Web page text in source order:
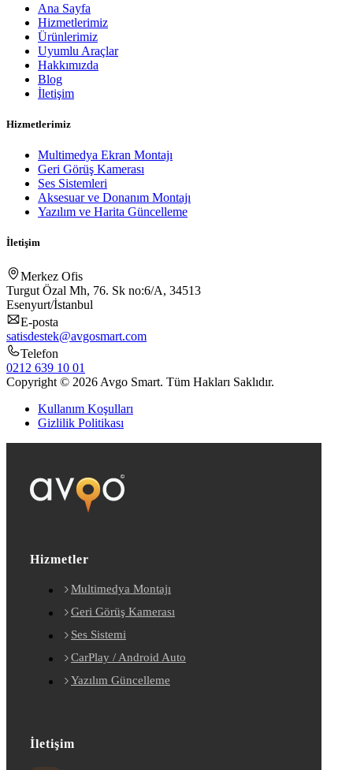
Ana Sayfa
Hizmetlerimiz
Ürünlerimiz
Uyumlu Araçlar
Hakkımızda
Blog
İletişim
Hizmetlerimiz
Multimedya Ekran Montajı
Geri Görüş Kamerası
Ses Sistemleri
Aksesuar ve Donanım Montajı
Yazılım ve Harita Güncelleme
İletişim
Merkez Ofis
Turgut Özal Mh, 76. Sk no:6/A, 34513
Esenyurt/İstanbul
E-posta
satisdestek@avgosmart.com
Telefon
0212 639 10 01
Copyright © 2026 Avgo Smart. Tüm Hakları Saklıdır.
Kullanım Koşulları
Gizlilik Politikası
Hizmetler
Multimedya Montajı
Geri Görüş Kamerası
Ses Sistemi
CarPlay / Android Auto
Yazılım Güncelleme
İletişim